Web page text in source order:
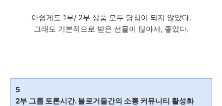
아쉽게도 1부/ 2부 상품 모두 당첨이 되지 않았다.
그래도 기본적으로 받은 선물이 많아서, 좋았다.
5
2부 그룹 토론시간. 블로거들간의 소통 커뮤니티 활성화